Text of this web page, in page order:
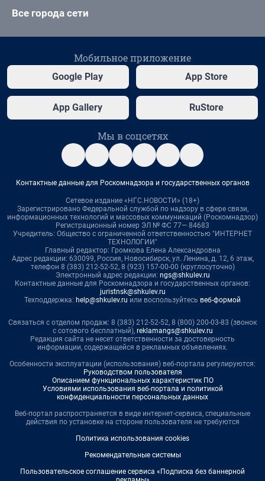
Все города сети
Мобильное приложение
Google Play App Store
App Gallery RuStore
Мы в соцсетях
Контактные данные для Роскомнадзора и государственных органов
Сетевое издание «НГС.НОВОСТИ» (18+)
Зарегистрировано Федеральной службой по надзору в сфере связи,
информационных технологий и массовых коммуникаций (Роскомнадзор)
Регистрационный номер ЭЛ № ФС 77— 84683
Учредитель: Общество с ограниченной ответственностью "ИНТЕРНЕТ
ТЕХНОЛОГИИ"
Главный редактор: Громкова Елена Александровна
Адрес редакции: 630099, Россия, Новосибирск, ул. Ленина, д. 12, 6 этаж,
телефон 8 (383) 212-52-52, 8 (923) 157-00-00 (круглосуточно)
Электронный адрес редакции: ngs@shkulev.ru
Контактные данные для Роскомнадзора и государственных органов:
juristnsk@shkulev.ru
Техподдержка: help@shkulev.ru или воспользуйтесь веб-формой
Связаться с отделом продаж: 8 (383) 212-52-52, 8 (800) 200-03-83 (звонок
с сотового бесплатный), reklamangs@shkulev.ru
Редакция сайта не несет ответственности за достоверность
информации, содержащейся в рекламных объявлениях.
Особенности эксплуатации (использования) веб-портала регулируются:
Руководством пользователя
Описанием функциональных характеристик ПО
Условиями использования веб-портала и политикой
конфиденциальности персональных данных
Веб-портал распространяется в виде интернет-сервиса, специальные
действия по установке на стороне пользователя не требуются
Политика использования cookies
Рекомендательные системы
Пользовательское соглашение сервиса «Подписка без баннерной